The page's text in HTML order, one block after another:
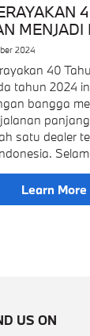
MENJADI
DI
M4 CS
2024
40
tahun 2024
bangga
satu dealer
Learn More
US ON